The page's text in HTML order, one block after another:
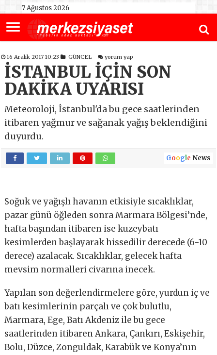
7 Ağustos 2026
16 Aralık 2017 10:23 GÜNCEL yorum yap
İSTANBUL İÇİN SON
DAKİKA UYARISI
Meteoroloji, İstanbul'da bu gece saatlerinden
itibaren yağmur ve sağanak yağış beklendiğini
duyurdu.
Google News
Soğuk ve yağışlı havanın etkisiyle sıcaklıklar,
pazar günü öğleden sonra Marmara Bölgesi’nde,
hafta başından itibaren ise kuzeybatı
kesimlerden başlayarak hissedilir derecede (6-10
derece) azalacak. Sıcaklıklar, gelecek hafta
mevsim normalleri civarına inecek.
Yapılan son değerlendirmelere göre, yurdun iç ve
batı kesimlerinin parçalı ve çok bulutlu,
Marmara, Ege, Batı Akdeniz ile bu gece
saatlerinden itibaren Ankara, Çankırı, Eskişehir,
Bolu, Düzce, Zonguldak, Karabük ve Konya’nın